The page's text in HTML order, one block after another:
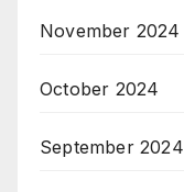
November 2024
October 2024
September 2024